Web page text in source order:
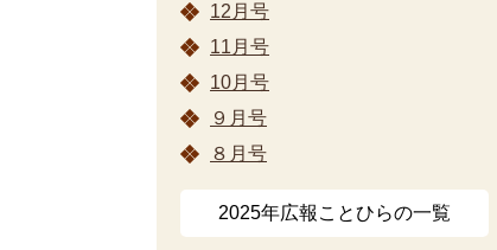
12月号
11月号
10月号
９月号
８月号
2025年広報ことひらの一覧